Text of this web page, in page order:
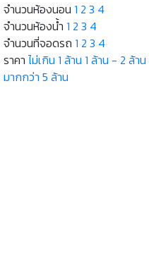
จำนวนห้องนอน 1 2 3 4
จำนวนห้องน้ำ 1 2 3 4
จำนวนที่จอดรถ 1 2 3 4
ราคา ไม่เกิน 1 ล้าน 1 ล้าน - 2 ล้าน
มากกว่า 5 ล้าน